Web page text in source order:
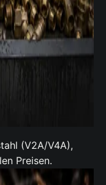
(V2A/V4A),
Preisen.